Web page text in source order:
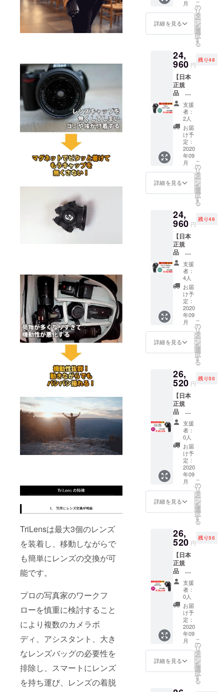
TriLensは最大3個のレンズ
を装着し、移動しながらで
も簡単にレンズの交換が可
能です。
プロの写真家のワークフ
ローを慎重に検討すること
により複数のカメラボ
ディ、アシスタント、大き
なレンズバッグの必要性を
排除し、スマートにレンズ
を持ち運び、レンズの着脱
フォー
サーズ
マウン
予定価
格 定
価
31200
円 1
個 ※国
内配送
のみ
送料込
みの価
格と
なって
おりま
す。
配送予
定日 9
月下旬
20%OF
F →
24960
50名様
Trilens
ペ
ンタッ
クスKマ
ウント
用 1個
▶︎配送
内容
Trilens
ペ
ンタッ
クスKマ
ウント
一般販
売予定
円 1
個 ※国
内配送
のみ
送料込
みの価
格と
なって
おりま
す。
配送予
定日 9
月下旬
月
詳細を見る
こ
の
リ
タ
ー
ン
を
選
択
す
る
24,
960 円
残り48
【日本
正規
品
Trilens
富
士Xマウ
ント
用】
CAMPF
IRE 限
20%OF
F →
24960
円
Trilens
富
士Xマウ
ント用
1個 ▶︎
配送内
容
Trilens
富
士Xマウ
ント用
1個 ※一
般販売
予定価
格 定
価
31200
のみ
送料込
みの価
格と
なって
おりま
す。
配送予
定日 9
月下旬
支援
者：
2人
お届
け予
定：
2020
年09
月
詳細を見る
こ
の
リ
タ
ー
ン
を
選
択
す
る
24,
960 円
残り46
【日本
正規
品
Trilens
キ
ヤノン
EF/EF-s
マウン
ト用】
CAMPF
IRE 限
20%OF
F →
24960
50名様
Trilens
キ
ヤノン
EF/EF-s
マウン
ト用 1
送内容
Trilens
キ
ヤノン
EF/EF-s
マウン
ト用 1
個 ※一
般販売
31200
円 1
個 ※国
内配送
のみ
送料込
みの価
格と
なって
おりま
す。
配送予
定日 9
月下旬
支援
者：
4人
お届
け予
定：
2020
年09
月
詳細を見る
こ
の
リ
タ
ー
ン
を
選
択
す
る
26,
520 円
残り50
【日本
正規
品
Trilens
ソ
ニー
E/FEマ
ウント
用】
CAMPF
IRE 限
15%OF
F →
26520
50名様
Trilens
ソ
ニー
E/FEマ
ウント
用 1個
▶︎配送
内容
Trilens
ソ
ニー
E/FEマ
ウント
一般販
売予定
支援
者：
0人
お届
け予
定：
2020
年09
月
詳細を見る
こ
の
リ
タ
ー
ン
を
選
択
す
る
26,
520 円
残り50
【日本
正規
品
Trilens
富
士Xマウ
ント
用】
CAMPF
IRE 限
15%OF
F →
26520
円
支援
者：
0人
お届
け予
定：
2020
年09
月
詳細を見る
こ
の
リ
タ
ー
ン
を
選
択
す
る